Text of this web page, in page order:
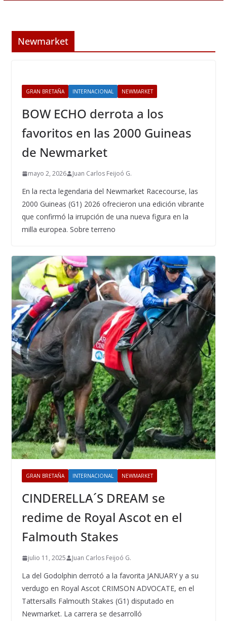
Newmarket
GRAN BRETAÑA INTERNACIONAL NEWMARKET
BOW ECHO derrota a los
favoritos en las 2000 Guineas
de Newmarket
mayo 2, 2026 Juan Carlos Feijoó G.
En la recta legendaria del Newmarket Racecourse, las
2000 Guineas (G1) 2026 ofrecieron una edición vibrante
que confirmó la irrupción de una nueva figura en la
milla europea. Sobre terreno
GRAN BRETAÑA INTERNACIONAL NEWMARKET
CINDERELLA´S DREAM se
redime de Royal Ascot en el
Falmouth Stakes
julio 11, 2025 Juan Carlos Feijoó G.
La del Godolphin derrotó a la favorita JANUARY y a su
verdugo en Royal Ascot CRIMSON ADVOCATE, en el
Tattersalls Falmouth Stakes (G1) disputado en
Newmarket. La carrera se desarrolló